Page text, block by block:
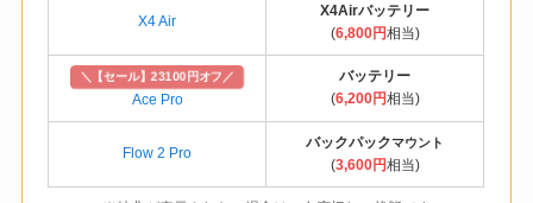
X4 Air
X4Airバッテリー
(6,800円相当)
＼【セール】23100円オフ／
Ace Pro
バッテリー
(6,200円相当)
Flow 2 Pro
バックパックマウント
(3,600円相当)